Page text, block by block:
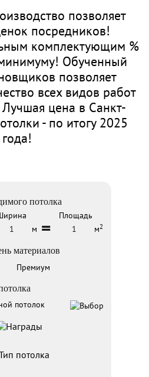
позволяет
посредников!
комплектующим %
Обученный
позволяет
всех видов работ
цена в Санкт-
- по итогу 2025
года!
потолка
м =
Площадь
м2
материалов
Премиум
потолок